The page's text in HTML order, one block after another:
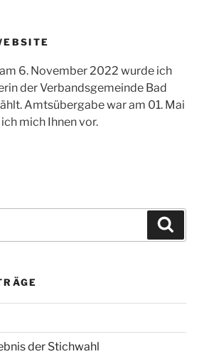
6. November 2022 wurde ich
der Verbandsgemeinde Bad
Amtsübergabe war am 01. Mai
mich Ihnen vor.
der Stichwahl